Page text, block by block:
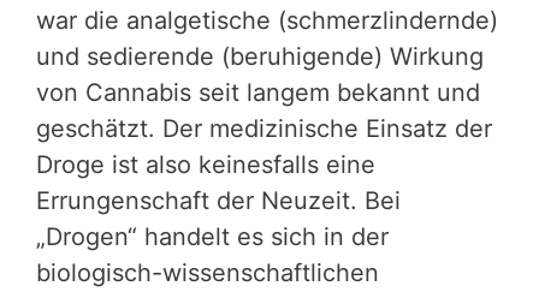
war die analgetische (schmerzlindernde)
und sedierende (beruhigende) Wirkung
von Cannabis seit langem bekannt und
geschätzt. Der medizinische Einsatz der
Droge ist also keinesfalls eine
Errungenschaft der Neuzeit. Bei
„Drogen“ handelt es sich in der
biologisch-wissenschaftlichen